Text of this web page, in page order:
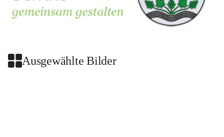
Ausgewählte Bilder